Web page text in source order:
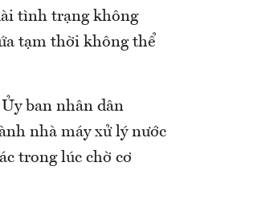
tình trạng không
tạm thời không thể
ban nhân dân
nhà máy xử lý nước
trong lúc chờ cơ